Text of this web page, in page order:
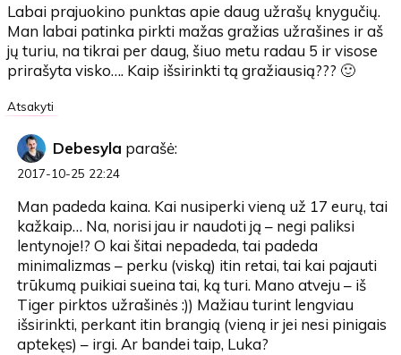
Labai prajuokino punktas apie daug užrašų knygučių.
Man labai patinka pirkti mažas gražias užrašines ir aš
jų turiu, na tikrai per daug, šiuo metu radau 5 ir visose
prirašyta visko…. Kaip išsirinkti tą gražiausią??? 🙂
Atsakyti
Debesyla parašė:
2017-10-25 22:24
Man padeda kaina. Kai nusiperki vieną už 17 eurų, tai
kažkaip… Na, norisi jau ir naudoti ją – negi paliksi
lentynoje!? O kai šitai nepadeda, tai padeda
minimalizmas – perku (viską) itin retai, tai kai pajauti
trūkumą puikiai sueina tai, ką turi. Mano atveju – iš
Tiger pirktos užrašinės :)) Mažiau turint lengviau
išsirinkti, perkant itin brangią (vieną ir jei nesi pinigais
aptekęs) – irgi. Ar bandei taip, Luka?